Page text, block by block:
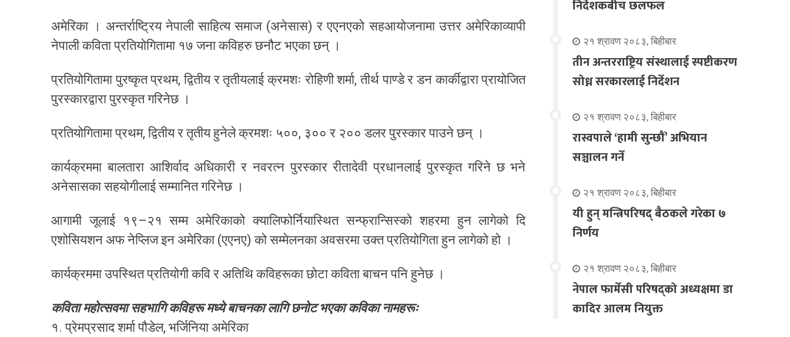
अमेरिका । अन्तर्राष्ट्रिय नेपाली साहित्य समाज (अनेसास) र एएनएको सहआयोजनामा उत्तर अमेरिकाव्यापी
नेपाली कविता प्रतियोगितामा १७ जना कविहरु छनौट भएका छन् ।
प्रतियोगितामा पुरष्कृत प्रथम, द्वितीय र तृतीयलाई क्रमशः रोहिणी शर्मा, तीर्थ पाण्डे र डन कार्कीद्वारा प्रायोजित
पुरस्कारद्वारा पुरस्कृत गरिनेछ ।
प्रतियोगितामा प्रथम, द्वितीय र तृतीय हुनेले क्रमशः ५००, ३०० र २०० डलर पुरस्कार पाउने छन् ।
कार्यक्रममा बालतारा आशिर्वाद अधिकारी र नवरत्न पुरस्कार रीतादेवी प्रधानलाई पुरस्कृत गरिने छ भने
अनेसासका सहयोगीलाई सम्मानित गरिनेछ ।
आगामी जूलाई १९–२१ सम्म अमेरिकाको क्यालिफोर्नियास्थित सन्फ्रान्सिस्को शहरमा हुन लागेको दि
एशोसियशन अफ नेप्लिज इन अमेरिका (एएनए) को सम्मेलनका अवसरमा उक्त प्रतियोगिता हुन लागेको हो ।
कार्यक्रममा उपस्थित प्रतियोगी कवि र अतिथि कविहरूका छोटा कविता बाचन पनि हुनेछ ।
कविता महोत्सवमा सहभागि कविहरू मध्ये बाचनका लागि छनोट भएका कविका नामहरूः
१. प्रेमप्रसाद शर्मा पौडेल, भर्जिनिया अमेरिका
निर्देशकबीच छलफल
२१ श्रावण २०८३, बिहीबार
तीन अन्तरराष्ट्रिय संस्थालाई स्पष्टीकरण
सोध्न सरकारलाई निर्देशन
२१ श्रावण २०८३, बिहीबार
रास्वपाले ‘हामी सुन्छौँ’ अभियान
सञ्चालन गर्ने
२१ श्रावण २०८३, बिहीबार
यी हुन् मन्त्रिपरिषद् बैठकले गरेका ७
निर्णय
२१ श्रावण २०८३, बिहीबार
नेपाल फार्मेसी परिषद्को अध्यक्षमा डा
कादिर आलम नियुक्त